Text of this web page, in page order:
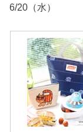
6/20（水）